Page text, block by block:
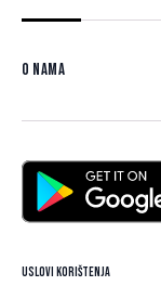
O nama
Uslovi korištenja